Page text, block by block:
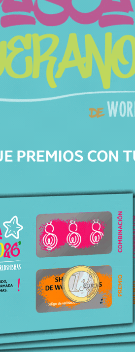
Características
SKU 150989613
Categorías Accesorios Boquillas
Marca
Precio 34,95
Productos
Productos relacionados con BOQUILLA SHI
GOLD
Todos los